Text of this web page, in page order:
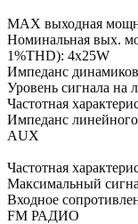
МАХ выходная
Номинальная вых.
1%THD): 4x25W
Импеданс
Уровень сигнала на
Частотная
Импеданс
AUX
Частотная
Максимальный
Входное
FM РАДИО